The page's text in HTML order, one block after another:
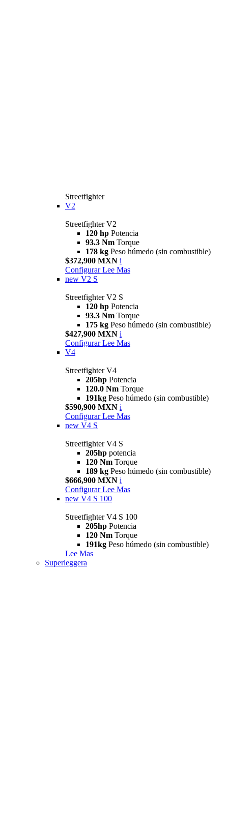
Streetfighter
V2
Streetfighter V2
120 hp Potencia
93.3 Nm Torque
178 kg Peso húmedo (sin combustible)
$372,900 MXN i
Configurar Lee Mas
new V2 S
Streetfighter V2 S
120 hp Potencia
93.3 Nm Torque
175 kg Peso húmedo (sin combustible)
$427,900 MXN i
Configurar Lee Mas
V4
Streetfighter V4
205hp Potencia
120.0 Nm Torque
191kg Peso húmedo (sin combustible)
$590,900 MXN i
Configurar Lee Mas
new V4 S
Streetfighter V4 S
205hp potencia
120 Nm Torque
189 kg Peso húmedo (sin combustible)
$666,900 MXN i
Configurar Lee Mas
new V4 S 100
Streetfighter V4 S 100
205hp Potencia
120 Nm Torque
191kg Peso húmedo (sin combustible)
Lee Mas
Superleggera